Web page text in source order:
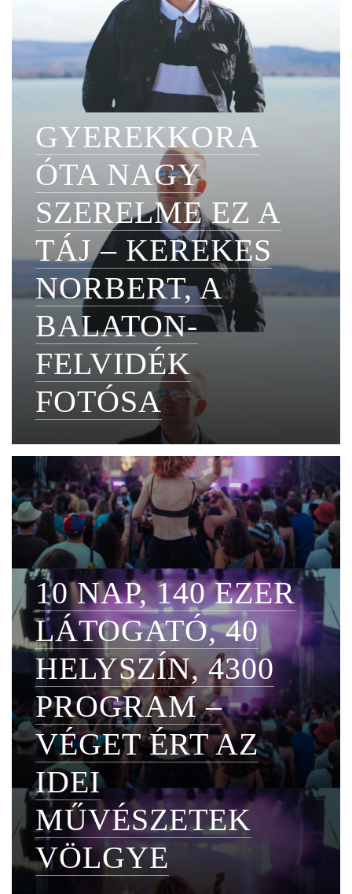
GYEREKKORA
ÓTA NAGY
SZERELME EZ A
TÁJ – KEREKES
NORBERT, A
BALATON-
FELVIDÉK
FOTÓSA
10 NAP, 140 EZER
LÁTOGATÓ, 40
HELYSZÍN, 4300
PROGRAM –
VÉGET ÉRT AZ
IDEI
MŰVÉSZETEK
VÖLGYE